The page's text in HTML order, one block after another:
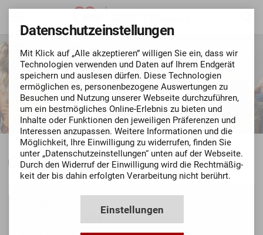
Ortsvereine
Begegnungsstätte: Große Ölbruchstraße 22,
Datenschutz­einstellungen
Mit Klick auf „Alle akzeptieren” willigen Sie ein, dass wir
Techno­logien verwenden und Daten auf Ihrem Endgerät
speichern und auslesen dürfen. Diese Techno­logien
ermög­lichen es, personen­bezo­gene Aus­wertungen zu
Besuchen und Nutzung unserer Webseite durch­zu­führen,
um ein bestmögli­ches Online-Erlebnis zu bieten und
Inhalte oder Funktionen den jeweiligen Präferenzen und
Inte­ressen anzupassen. Weitere Informationen und die
Mög­lich­keit, Ihre Ein­willigung zu widerrufen, finden Sie
unter „Datenschutz­einstellungen“ unten auf der Webseite.
Durch den Widerruf der Ein­willigung wird die Recht­mäßig­
keit der bis dahin erfolgten Verarbeitung nicht berührt.
Einstellungen